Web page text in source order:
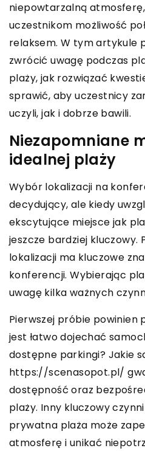
niepowtarzalną
uczestnikom możliwość
relaksem. W tym artykule
zwrócić uwagę podczas
plaży, jak rozwiązać
sprawić, aby uczestnicy
uczyli, jak i dobrze bawili.
Niezapomniane
idealnej plaży
Wybór lokalizacji na
decydujący, ale kiedy
ekscytujące miejsce jak
jeszcze bardziej kluczowy.
lokalizacji ma kluczowe
konferencji. Wybierając
uwagę kilka ważnych
Pierwszej próbie powinien
jest łatwo dojechać
dostępne parkingi? Jakie
https://scenasopot.pl/
dostępność oraz
plaży. Inny kluczowy
prywatna plaża może
atmosferę i unikać